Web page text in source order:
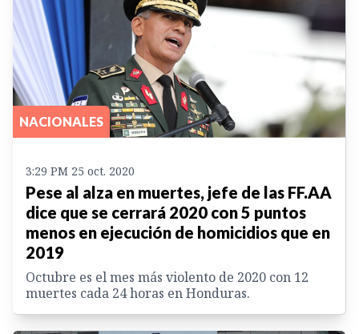
NACIONALES
3:29 PM 25 oct. 2020
Pese al alza en muertes, jefe de las FF.AA
dice que se cerrará 2020 con 5 puntos
menos en ejecución de homicidios que en
2019
Octubre es el mes más violento de 2020 con 12
muertes cada 24 horas en Honduras.